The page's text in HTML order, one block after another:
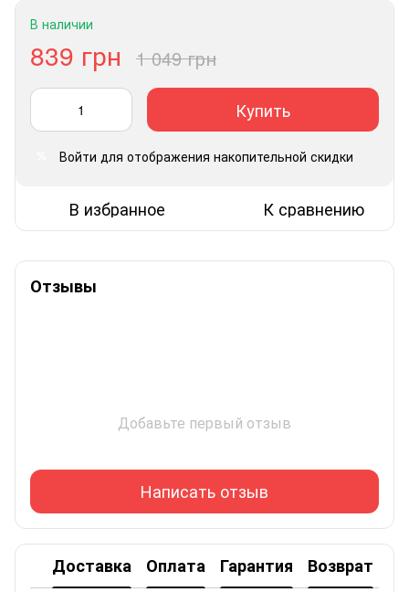
В наличии
839 грн 1 049 грн
Купить
Войти для отображения накопительной скидки
В избранное К сравнению
Отзывы
Добавьте первый отзыв
Написать отзыв
Доставка Оплата Гарантия Возврат